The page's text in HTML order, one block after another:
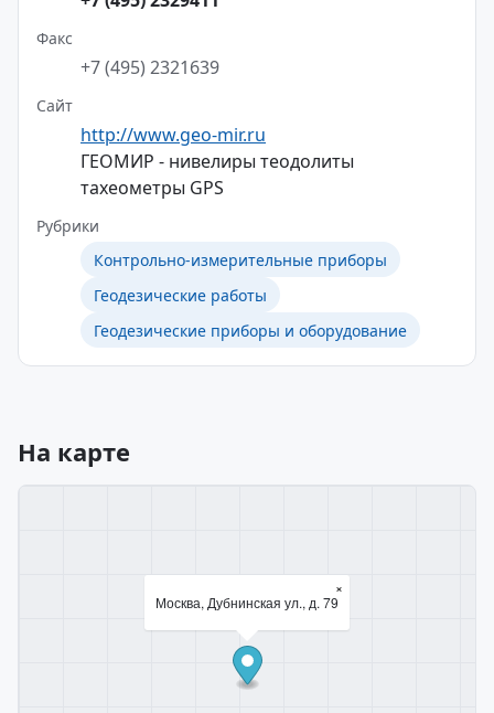
Факс
+7 (495) 2321639
Сайт
http://www.geo-mir.ru
ГЕОМИР - нивелиры теодолиты
тахеометры GPS
Рубрики
Контрольно-измерительные приборы
Геодезические работы
Геодезические приборы и оборудование
На карте
Москва, Дубнинская ул., д. 79
×